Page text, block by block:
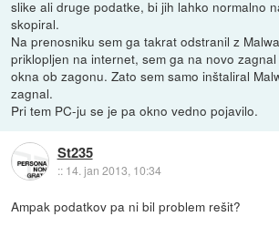
slike ali druge podatke, bi jih lahko normalno
skopiral.
Na prenosniku sem ga takrat odstranil z
priklopljen na internet, sem ga na novo
okna ob zagonu. Zato sem samo inštaliral
zagnal.
Pri tem PC-ju se je pa okno vedno pojavilo.
St235
:: 14. jan 2013, 10:34
Ampak podatkov pa ni bil problem rešit?